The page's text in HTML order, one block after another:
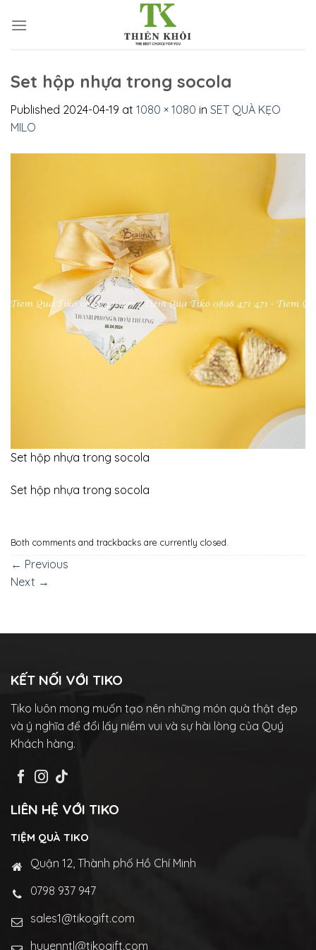
Set hộp nhựa trong socola
Published 2024-04-19 at 1080 × 1080 in SET QUÀ KẸO
MILO
Set hộp nhựa trong socola
Set hộp nhựa trong socola
Both comments and trackbacks are currently closed.
← Previous
Next →
KẾT NỐI VỚI TIKO
Tiko luôn mong muốn tạo nên những món quà thật đẹp
và ý nghĩa để đổi lấy niềm vui và sự hài lòng của Quý
Khách hàng.
LIÊN HỆ VỚI TIKO
TIỆM QUÀ TIKO
Quận 12, Thành phố Hồ Chí Minh
0798 937 947
sales1@tikogift.com
huyenntl@tikogift.com